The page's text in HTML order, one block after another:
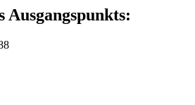
Ausgangspunkts: